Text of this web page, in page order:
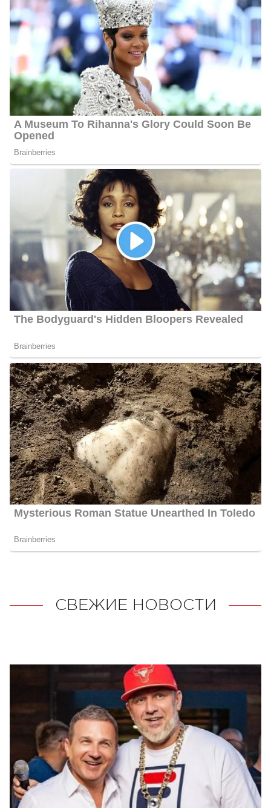
СВЕЖИЕ НОВОСТИ